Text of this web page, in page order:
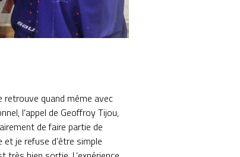
retrouve quand même avec
l’appel de Geoffroy Tijou,
de faire partie de
je refuse d’être simple